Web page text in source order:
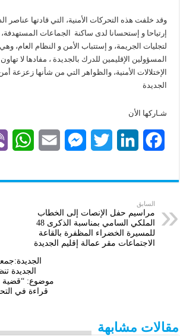
وقد خلفت هذه التحركات الأمنية، التي قادتها عناصر
إرتياحا و إستحسانا لدى ساكنة الجماعات
لتجليات الجريمة، و إستتباب الأمن و النظام العام،
المسؤولين الإقليمين للدرك بالجديدة ، مفادها لا
الإختلالات الأمنية، والظواهر التي من شأنها زعزعة
الجديدة
شـاركها الأن
c
e
b
o
n
e
d
i
t
e
M
s
e
n
a
l
W
a
p
p
السابق
مراسيم حفل الإنصات إلى الخطاب
الملكي السامي بمناسبة الذكرى 48
للمسيرة الخضراء المظفرة بالقاعة
الاجتماعات مقر عمالة إقليم الجديدة
الجديدة
موضوع: “قضية
قراءة في
مقالات مشابهة